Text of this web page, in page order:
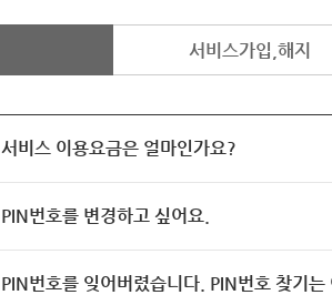
서비스가입,해지
서비스 이용요금은 얼마인가요?
PIN번호를 변경하고 싶어요.
PIN번호를 잊어버렸습니다. PIN번호 찾기는